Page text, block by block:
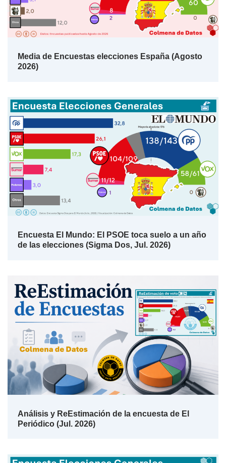
Media de Encuestas elecciones España (Agosto
2026)
Encuesta El Mundo: El PSOE toca suelo a un año
de las elecciones (Sigma Dos, Jul. 2026)
Análisis y ReEstimación de la encuesta de El
Periódico (Jul. 2026)